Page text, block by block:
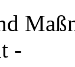
-